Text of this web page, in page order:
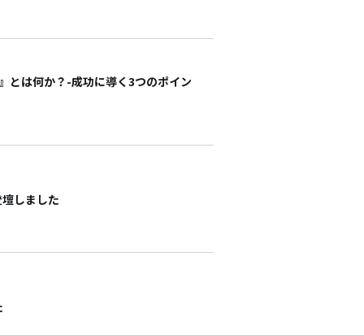
とは何か？-成功に導く3つのポイン
しました